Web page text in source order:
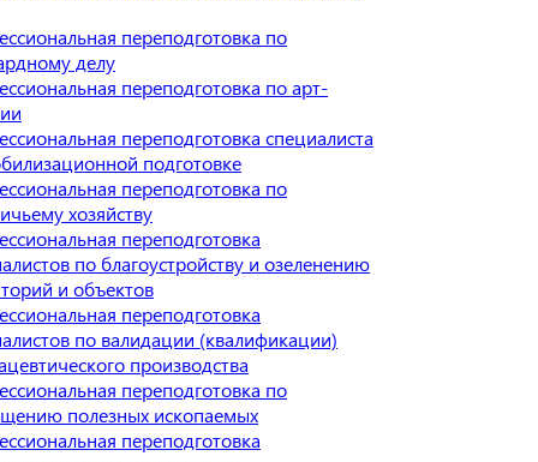
переподготовка по
делу
переподготовка по арт-
переподготовка специалиста
подготовке
переподготовка по
хозяйству
переподготовка
по благоустройству и озеленению
и объектов
переподготовка
по валидации (квалификации)
производства
переподготовка по
полезных ископаемых
переподготовка